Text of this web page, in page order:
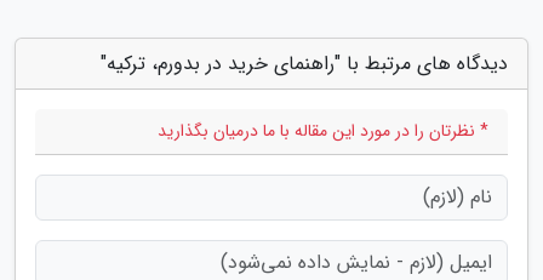
دیدگاه های مرتبط با "راهنمای خرید در بدورم، ترکیه"
* نظرتان را در مورد این مقاله با ما درمیان بگذارید